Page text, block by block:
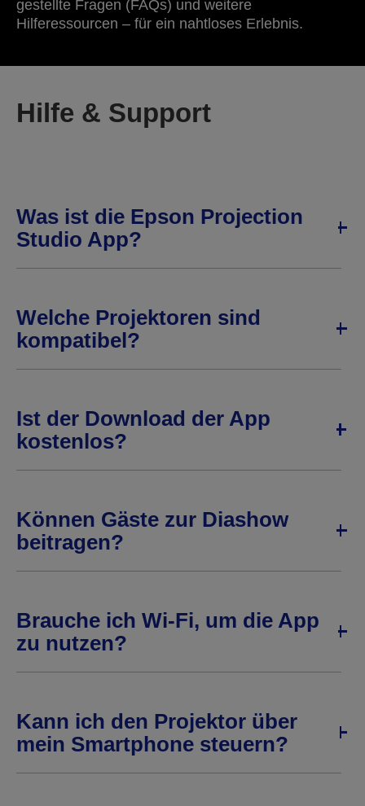
gestellte Fragen (FAQs) und weitere
Hilferessourcen – für ein nahtloses Erlebnis.
Hilfe & Support
Was ist die Epson Projection
Studio App?
Welche Projektoren sind
kompatibel?
Ist der Download der App
kostenlos?
Können Gäste zur Diashow
beitragen?
Brauche ich Wi-Fi, um die App
zu nutzen?
Kann ich den Projektor über
mein Smartphone steuern?